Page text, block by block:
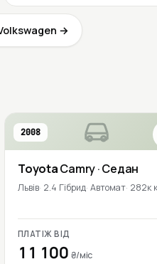
→
2008
ToyotaCamry· Седан
Львів 2.4 Гібрид Автомат 282к
ПЛАТІЖ ВІД
11 100 ₴/міс